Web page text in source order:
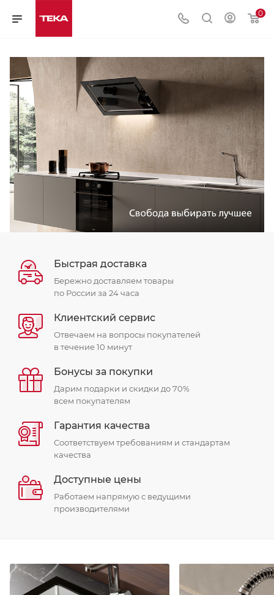
0
Быстрая доставка
Бережно доставляем товары
по России за 24 часа
Клиентский сервис
Отвечаем на вопросы покупателей
в течение 10 минут
Бонусы за покупки
Дарим подарки и скидки до 70%
всем покупателям
Гарантия качества
Соответствуем требованиям и стандартам
качества
Доступные цены
Работаем напрямую с ведущими
производителями